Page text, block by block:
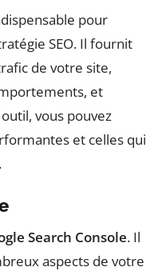
pour
SEO. Il fournit
de votre site,
et
vous pouvez
et celles qui
Search Console. Il
aspects de votre